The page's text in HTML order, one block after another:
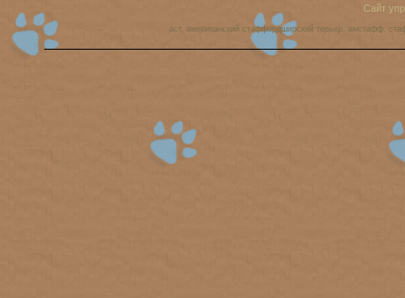
Сайт
аст, американский стаффордширский терьер, амстафф,